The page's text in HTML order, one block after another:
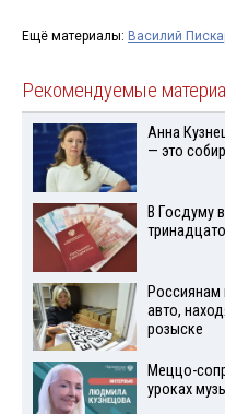
Ещё материалы: Василий
Рекомендуемые
Анна
— это
В Госдуму
Россиянам
авто,
розыске
Меццо-
уроках